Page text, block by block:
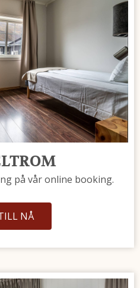
på vår online booking.
NÅ